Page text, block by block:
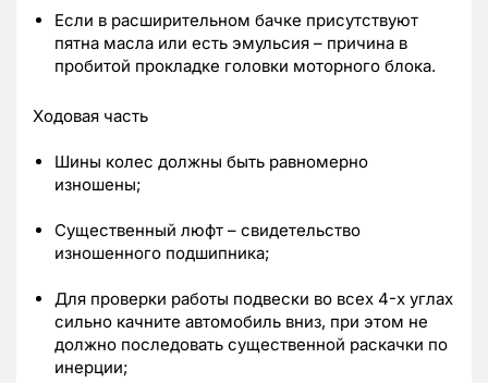
Если в расширительном бачке присутствуют
пятна масла или есть эмульсия – причина в
пробитой прокладке головки моторного блока.
Ходовая часть
Шины колес должны быть равномерно
изношены;
Существенный люфт – свидетельство
изношенного подшипника;
Для проверки работы подвески во всех 4-х углах
сильно качните автомобиль вниз, при этом не
должно последовать существенной раскачки по
инерции;